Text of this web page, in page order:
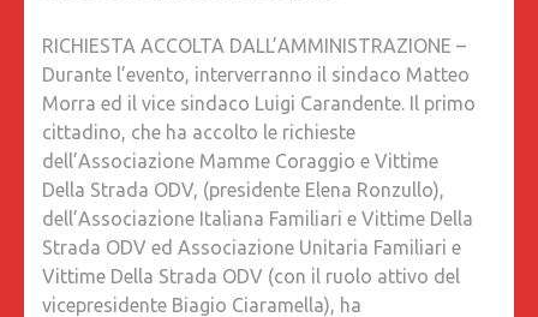
RICHIESTA ACCOLTA DALL’AMMINISTRAZIONE –
Durante l’evento, interverranno il sindaco Matteo
Morra ed il vice sindaco Luigi Carandente. Il primo
cittadino, che ha accolto le richieste
dell’Associazione Mamme Coraggio e Vittime
Della Strada ODV, (presidente Elena Ronzullo),
dell’Associazione Italiana Familiari e Vittime Della
Strada ODV ed Associazione Unitaria Familiari e
Vittime Della Strada ODV (con il ruolo attivo del
vicepresidente Biagio Ciaramella), ha